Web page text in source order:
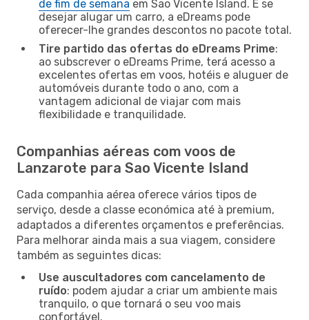
de fim de semana em Sao Vicente Island. E se
desejar alugar um carro, a eDreams pode
oferecer-lhe grandes descontos no pacote total.
Tire partido das ofertas do eDreams Prime:
ao subscrever o eDreams Prime, terá acesso a
excelentes ofertas em voos, hotéis e aluguer de
automóveis durante todo o ano, com a
vantagem adicional de viajar com mais
flexibilidade e tranquilidade.
Companhias aéreas com voos de
Lanzarote para Sao Vicente Island
Cada companhia aérea oferece vários tipos de
serviço, desde a classe económica até à premium,
adaptados a diferentes orçamentos e preferências.
Para melhorar ainda mais a sua viagem, considere
também as seguintes dicas:
Use auscultadores com cancelamento de
ruído: podem ajudar a criar um ambiente mais
tranquilo, o que tornará o seu voo mais
confortável.